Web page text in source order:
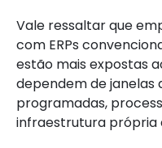
Vale ressaltar que
com ERPs
estão mais expostas
dependem de janelas
programadas,
infraestrutura própria